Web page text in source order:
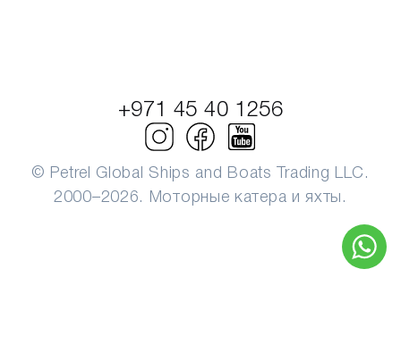
© Petrel Global Ships and Boats Trading LLC.
2000–2026. Моторные катера и яхты.
+971 45 40 1256